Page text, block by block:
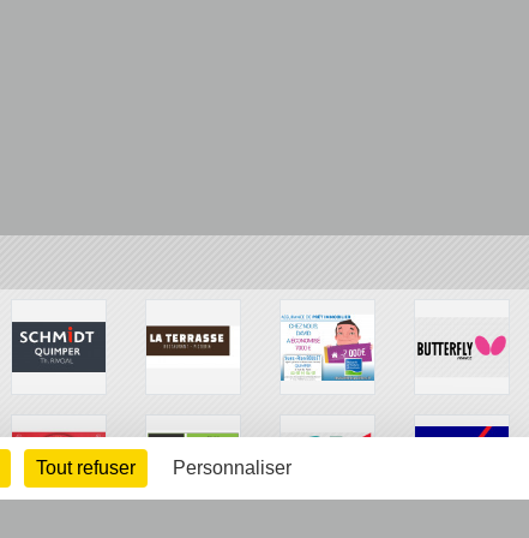
Tout refuser Personnaliser